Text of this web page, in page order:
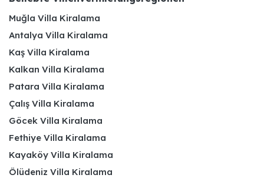
Muğla Villa Kiralama
Antalya Villa Kiralama
Kaş Villa Kiralama
Kalkan Villa Kiralama
Patara Villa Kiralama
Çalış Villa Kiralama
Göcek Villa Kiralama
Fethiye Villa Kiralama
Kayaköy Villa Kiralama
Ölüdeniz Villa Kiralama